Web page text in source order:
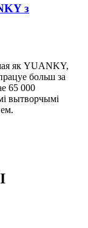
з
як YUANKY,
больш за
65 000
вытворчымі